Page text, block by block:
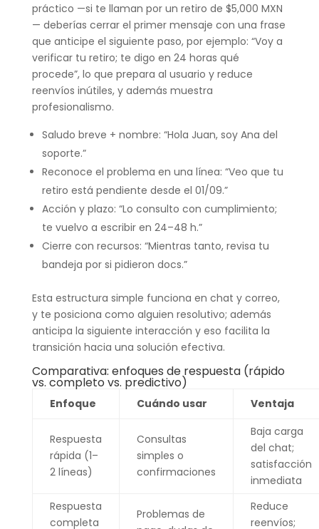
práctico —si te llaman por un retiro de $5,000 MXN
— deberías cerrar el primer mensaje con una frase
que anticipe el siguiente paso, por ejemplo: “Voy a
verificar tu retiro; te digo en 24 horas qué
procede”, lo que prepara al usuario y reduce
reenvíos inútiles, y además muestra
profesionalismo.
Saludo breve + nombre: “Hola Juan, soy Ana del
soporte.”
Reconoce el problema en una línea: “Veo que tu
retiro está pendiente desde el 01/09.”
Acción y plazo: “Lo consulto con cumplimiento;
te vuelvo a escribir en 24–48 h.”
Cierre con recursos: “Mientras tanto, revisa tu
bandeja por si pidieron docs.”
Esta estructura simple funciona en chat y correo,
y te posiciona como alguien resolutivo; además
anticipa la siguiente interacción y eso facilita la
transición hacia una solución efectiva.
Comparativa: enfoques de respuesta (rápido
vs. completo vs. predictivo)
Enfoque Cuándo usar Ventaja
Respuesta
rápida (1–
2 líneas)
Consultas
simples o
confirmaciones
Baja carga
del chat;
satisfacción
inmediata
Respuesta
completa
Problemas de
Reduce
reenvíos;